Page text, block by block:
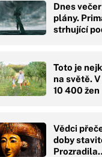
Dnes
plány.
strhující
Toto je
na světě.
10 400 žen
Vědci
doby